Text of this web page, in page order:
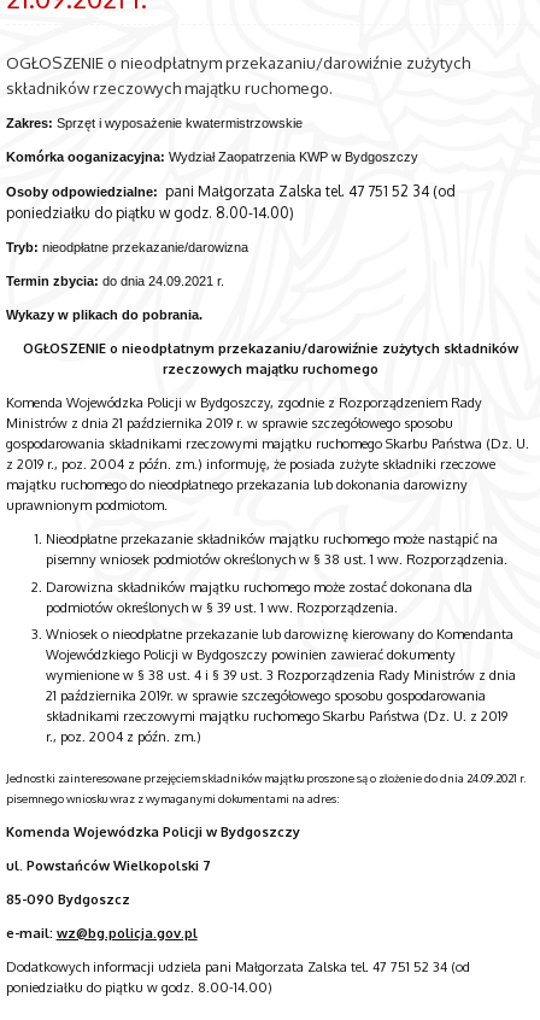
OGŁOSZENIE o nieodpłatnym przekazaniu/darowiźnie zużytych
składników rzeczowych majątku ruchomego.
Zakres: Sprzęt i wypo­saże­nie kwa­ter­mi­strzo­wskie
Komórka ooganizacyjna: Wydział Zaopatrzenia KWP w Bydgoszczy
Osoby odpowiedzialne:
pani Małgorzata Zalska tel. 47 751 52 34 (od
poniedziałku do piątku w godz. 8.00-14.00)
Tryb: nieodpłatne przekazanie/darowizna
Termin zbycia: do dnia 24.09.2021 r.
Wykazy w plikach do pobrania.
OGŁOSZENIE o nieodpłatnym przekazaniu/darowiźnie zużytych składników
rzeczowych majątku ruchomego
Komenda Wojewódzka Policji w Bydgoszczy, zgodnie z Rozporządzeniem Rady
Ministrów z dnia 21 października 2019 r. w sprawie szczegółowego sposobu
gospodarowania składnikami rzeczowymi majątku ruchomego Skarbu Państwa (Dz. U.
z 2019 r., poz. 2004 z późn. zm.) informuję, że posiada zużyte składniki rzeczowe
majątku ruchomego do nieodpłatnego przekazania lub dokonania darowizny
uprawnionym podmiotom.
Nieodpłatne przekazanie składników majątku ruchomego może nastąpić na
pisemny wniosek podmiotów określonych w § 38 ust. 1 ww. Rozporządzenia.
Darowizna składników majątku ruchomego może zostać dokonana dla
podmiotów określonych w § 39 ust. 1 ww. Rozporządzenia.
Wniosek o nieodpłatne przekazanie lub darowiznę kierowany do Komendanta
Wojewódzkiego Policji w Bydgoszczy powinien zawierać dokumenty
wymienione w § 38 ust. 4 i § 39 ust. 3 Rozporządzenia Rady Ministrów z dnia
21 października 2019r. w sprawie szczegółowego sposobu gospodarowania
składnikami rzeczowymi majątku ruchomego Skarbu Państwa (Dz. U. z 2019
r., poz. 2004 z późn. zm.)
Jednostki zainteresowane przejęciem składników majątku proszone są o złożenie do dnia 24.09.2021 r.
pisemnego wniosku wraz z wymaganymi dokumentami na adres:
Komenda Wojewódzka Policji w Bydgoszczy
ul. Powstańców Wielkopolski 7
85-090 Bydgoszcz
e-mail: wz@bg.policja.gov.pl
Dodatkowych informacji udziela pani Małgorzata Zalska tel. 47 751 52 34 (od
poniedziałku do piątku w godz. 8.00-14.00)